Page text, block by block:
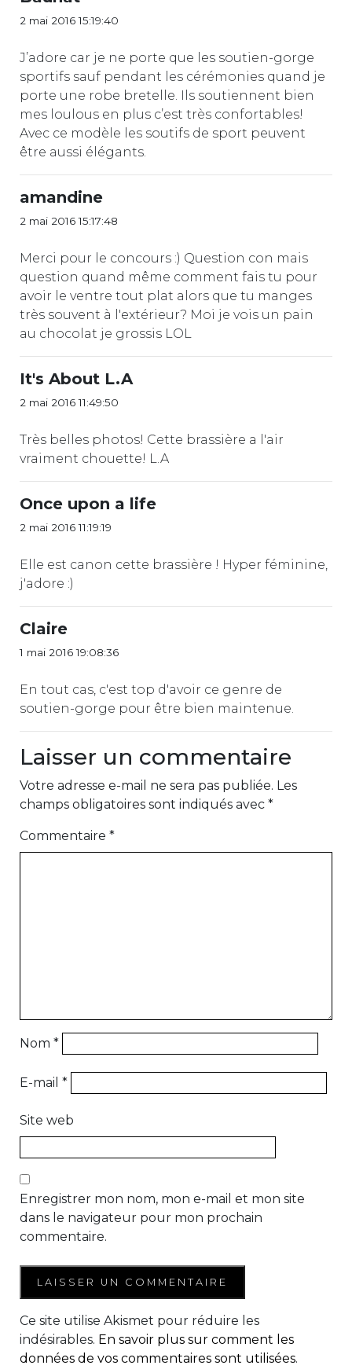
2 mai 2016 15:19:40
J’adore car je ne porte que les soutien-gorge
sportifs sauf pendant les cérémonies quand je
porte une robe bretelle. Ils soutiennent bien
mes loulous en plus c’est très confortables!
Avec ce modèle les soutifs de sport peuvent
être aussi élégants.
amandine
2 mai 2016 15:17:48
Merci pour le concours :) Question con mais
question quand même comment fais tu pour
avoir le ventre tout plat alors que tu manges
très souvent à l'extérieur? Moi je vois un pain
au chocolat je grossis LOL
It's About L.A
2 mai 2016 11:49:50
Très belles photos! Cette brassière a l'air
vraiment chouette! L.A
Once upon a life
2 mai 2016 11:19:19
Elle est canon cette brassière ! Hyper féminine,
j'adore :)
Claire
1 mai 2016 19:08:36
En tout cas, c'est top d'avoir ce genre de
soutien-gorge pour être bien maintenue.
Laisser un commentaire
Votre adresse e-mail ne sera pas publiée. Les
champs obligatoires sont indiqués avec *
Commentaire *
Nom *
E-mail *
Site web
Enregistrer mon nom, mon e-mail et mon site
dans le navigateur pour mon prochain
commentaire.
Ce site utilise Akismet pour réduire les
indésirables. En savoir plus sur comment les
données de vos commentaires sont utilisées.